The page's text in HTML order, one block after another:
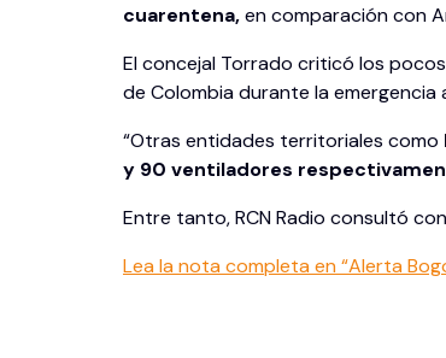
cuarentena,en comparación con
El concejal Torrado criticó los
de Colombia durante la emergencia
“Otras entidades territoriales como
y 90 ventiladores
Entre tanto, RCN Radio consultó
Lea la nota completa en “Alerta